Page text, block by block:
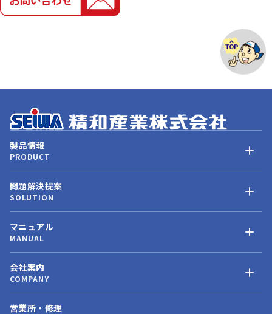
製品情報
PRODUCT
問題解決提案
SOLUTION
マニュアル
MANUAL
会社案内
COMPANY
営業所・修理